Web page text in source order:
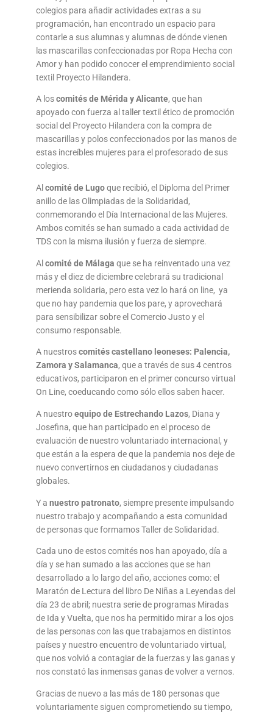
colegios para añadir actividades extras a su
programación, han encontrado un espacio para
contarle a sus alumnas y alumnas de dónde vienen
las mascarillas confeccionadas por Ropa Hecha con
Amor y han podido conocer el emprendimiento social
textil Proyecto Hilandera.
A loscomités de Mérida y Alicante, que han
apoyado con fuerza al taller textil ético de promoción
social del Proyecto Hilandera con la compra de
mascarillas y polos confeccionados por las manos de
estas increíbles mujeres para el profesorado de sus
colegios.
Alcomité de Lugoque recibió, el Diploma del Primer
anillo de las Olimpiadas de la Solidaridad,
conmemorando el Día Internacional de las Mujeres.
Ambos comités se han sumado a cada actividad de
TDS con la misma ilusión y fuerza de siempre.
Alcomité de Málaga que se ha reinventado una vez
más y el diez de diciembre celebrará su tradicional
merienda solidaria, pero esta vez lo hará on line, ya
que no hay pandemia que los pare, y aprovechará
para sensibilizar sobre el Comercio Justo y el
consumo responsable.
A nuestroscomités castellano leoneses: Palencia,
Zamora y Salamanca, que a través de sus 4 centros
educativos, participaron en el primer concurso virtual
On Line, coeducando como sólo ellos saben hacer.
A nuestroequipo de Estrechando Lazos, Diana y
Josefina, que han participado en el proceso de
evaluación de nuestro voluntariado internacional, y
que están a la espera de que la pandemia nos deje de
nuevo convertirnos en ciudadanos y ciudadanas
globales.
Y anuestro patronato, siempre presente impulsando
nuestro trabajo y acompañando a esta comunidad
de personas que formamos Taller de Solidaridad.
Cada uno de estos comités nos han apoyado, día a
día y se han sumado a las acciones que se han
desarrollado a lo largo del año, acciones como: el
Maratón de Lectura del libro De Niñas a Leyendas del
día 23 de abril; nuestra serie de programas Miradas
de Ida y Vuelta, que nos ha permitido mirar a los ojos
de las personas con las que trabajamos en distintos
países y nuestro encuentro de voluntariado virtual,
que nos volvió a contagiar de la fuerzas y las ganas y
nos constató las inmensas ganas de volver a vernos.
Gracias de nuevo a las más de 180 personas que
voluntariamente siguen comprometiendo su tiempo,